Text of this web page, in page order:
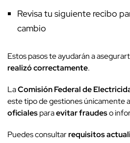
Revisa tu siguiente recibo
cambio
Estos pasos te ayudarán a
realizó correctamente.
LaComisión Federal de
este tipo de gestiones únicamente
oficialesparaevitar fraudeso
Puedes consultarrequisitos